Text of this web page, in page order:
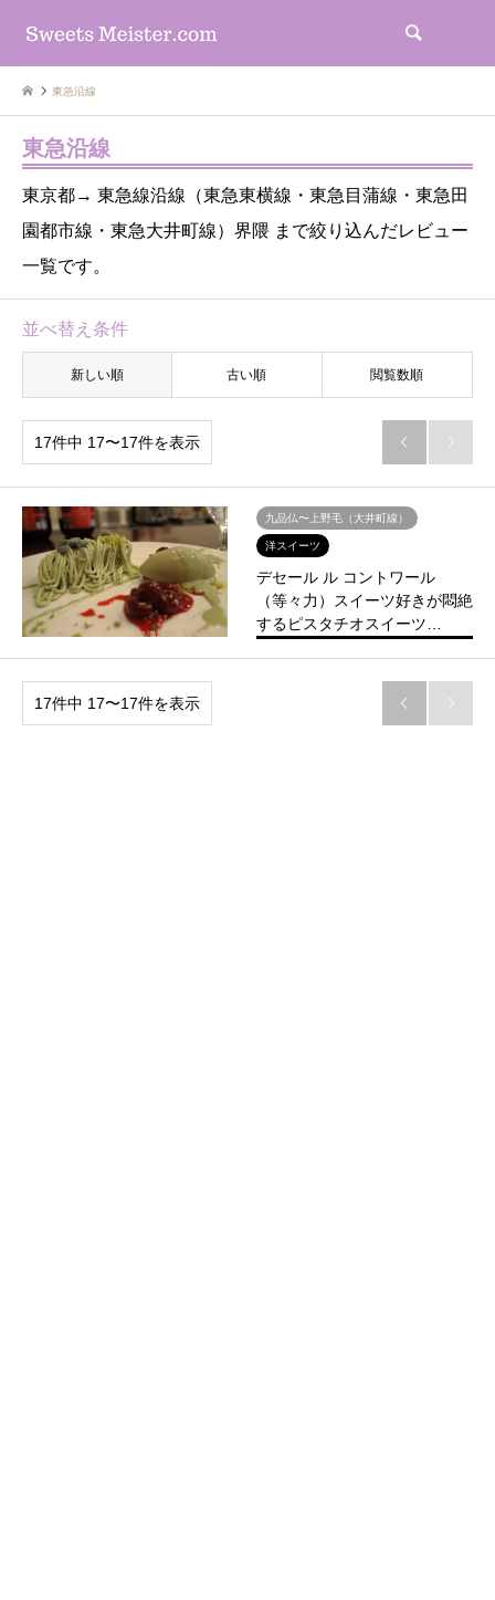
東急沿線
東急沿線
東京都→ 東急線沿線（東急東横線・東急目蒲線・東急田
園都市線・東急大井町線）界隈 まで絞り込んだレビュー
一覧です。
並べ替え条件
新しい順 古い順 閲覧数順
17件中 17〜17件を表示  
九品仏〜上野毛（大井町線）
洋スイーツ
デセール ル コントワール
（等々力）スイーツ好きが悶絶
するピスタチオスイーツ…
17件中 17〜17件を表示  